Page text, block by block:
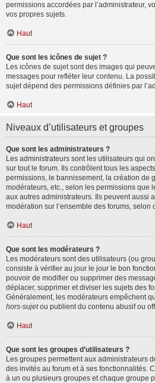
permissions accordées par l’administrateur,
vos propres sujets.
Haut
Que sont les icônes de sujet ?
Les icônes de sujet sont des images qui
messages pour refléter leur contenu. La
sujet dépend des permissions définies par
Haut
Niveaux d’utilisateurs et groupes
Que sont les administrateurs ?
Les administrateurs sont les utilisateurs qui
sur tout le forum. Ils contrôlent tous les
permissions, le bannissement, la création de
modérateurs, etc., selon les permissions que
aux autres administrateurs. Ils peuvent aussi
modération sur l’ensemble des forums, selon
Haut
Que sont les modérateurs ?
Les modérateurs sont des utilisateurs (ou
consiste à vérifier au jour le jour le bon
pouvoir de modifier ou supprimer des
déplacer, supprimer et diviser les sujets des
Généralement, les modérateurs empêchent
hors-sujetou publient du contenu abusif ou
Haut
Que sont les groupes d’utilisateurs ?
Les groupes permettent aux administrateurs
des invités au forum et à ses fonctionnalités.
à un ou plusieurs groupes et chaque groupe